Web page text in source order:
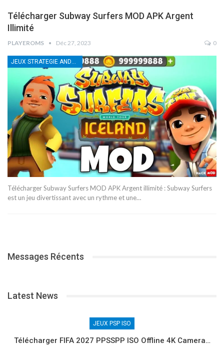
Télécharger Subway Surfers MOD APK Argent
Illimité
PLAYEROMS Déc 27, 2023 0
JEUX STRATEGIE ANDROID
Télécharger Subway Surfers MOD APK Argent illimité : Subway Surfers
est un jeu divertissant avec un rythme et une…
Messages Récents
Latest News
JEUX PSP ISO
Télécharger FIFA 2027 PPSSPP ISO Offline 4K Camera…